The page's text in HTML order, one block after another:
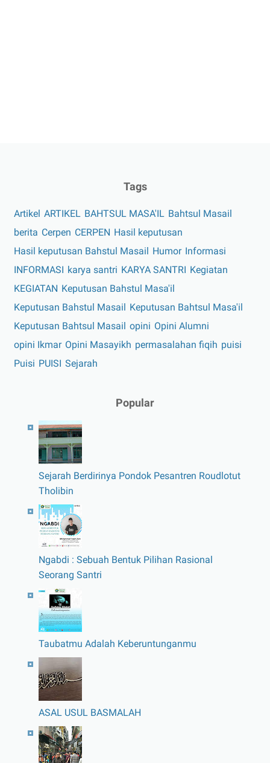
Tags
Artikel ARTIKEL BAHTSUL MASA'IL Bahtsul Masail
berita Cerpen CERPEN Hasil keputusan
Hasil keputusan Bahstul Masail Humor Informasi
INFORMASI karya santri KARYA SANTRI Kegiatan
KEGIATAN Keputusan Bahstul Masa'il
Keputusan Bahstul Masail Keputusan Bahtsul Masa'il
Keputusan Bahtsul Masail opini Opini Alumni
opini Ikmar Opini Masayikh permasalahan fiqih puisi
Puisi PUISI Sejarah
Popular
Sejarah Berdirinya Pondok Pesantren Roudlotut
Tholibin
Ngabdi : Sebuah Bentuk Pilihan Rasional
Seorang Santri
Taubatmu Adalah Keberuntunganmu
ASAL USUL BASMALAH